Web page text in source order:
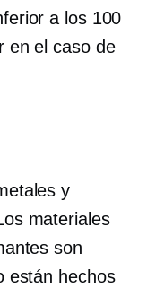
a los 100
en el caso de
y
materiales
son
están hechos